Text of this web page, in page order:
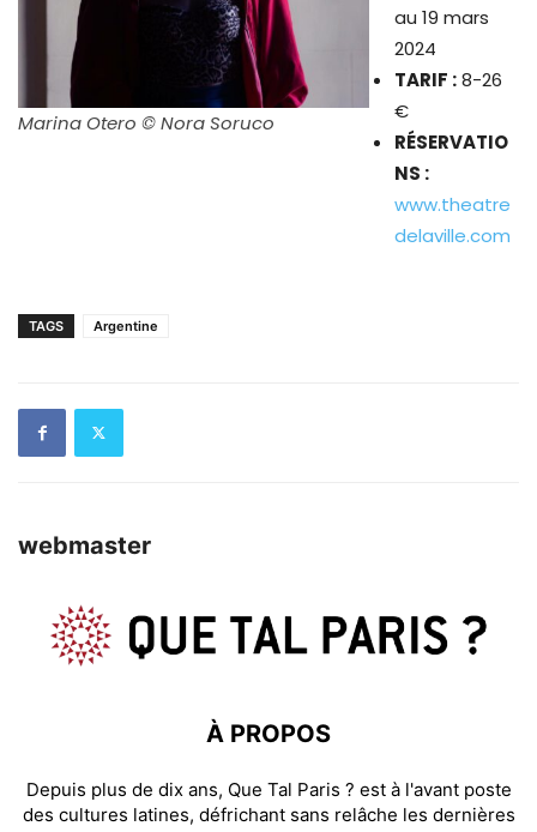
Marina Otero © Nora Soruco
au 19 mars
2024
TARIF :8-26
€
RÉSERVATIO
NS :
www.theatre
delaville.com
TAGS Argentine
webmaster
À PROPOS
Depuis plus de dix ans, Que Tal Paris ? est à l'avant poste
des cultures latines, défrichant sans relâche les dernières